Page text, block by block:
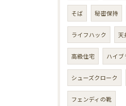
そば 秘密保持
ライフハック 天
高級住宅 ハイブ
シューズクローク
フェンディの靴